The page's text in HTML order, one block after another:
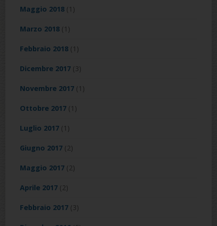
Maggio 2018 (1)
Marzo 2018 (1)
Febbraio 2018 (1)
Dicembre 2017 (3)
Novembre 2017 (1)
Ottobre 2017 (1)
Luglio 2017 (1)
Giugno 2017 (2)
Maggio 2017 (2)
Aprile 2017 (2)
Febbraio 2017 (3)